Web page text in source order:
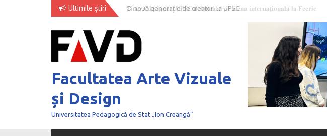
Ultimile știri O nouă generație de creatori la UPSC!
Facultatea Arte Vizuale
și Design
Universitatea Pedagogică de Stat „Ion Creangă”